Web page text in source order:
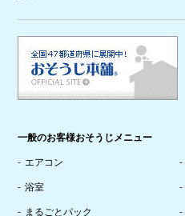
一般のお客様おそうじメニュー
エアコン
浴室
まるごとパック